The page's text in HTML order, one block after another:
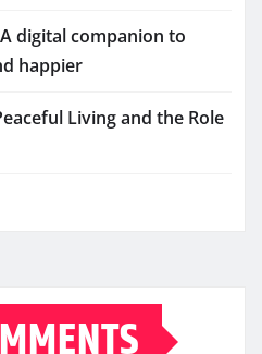
digital companion to
happier
Living and the Role